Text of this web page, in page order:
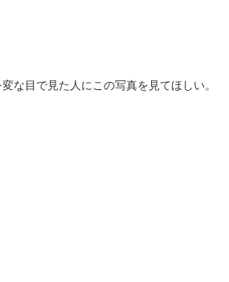
な目で見た人にこの写真を見てほしい。